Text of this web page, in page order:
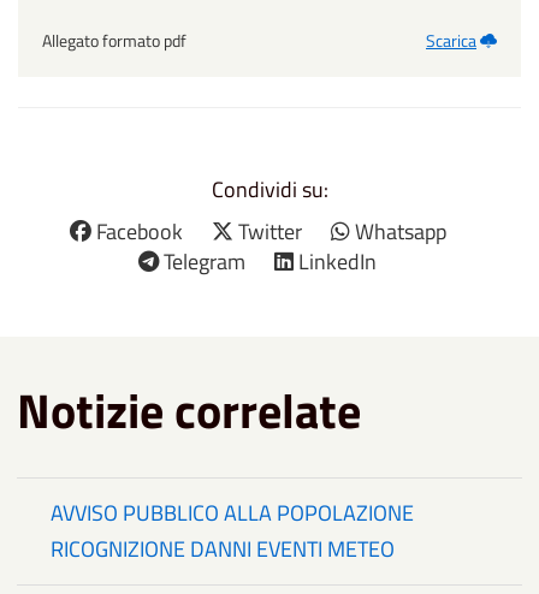
Allegato formato pdf Scarica
Condividi su:
Facebook
Twitter
Whatsapp
Telegram
LinkedIn
Notizie correlate
AVVISO PUBBLICO ALLA POPOLAZIONE
RICOGNIZIONE DANNI EVENTI METEO